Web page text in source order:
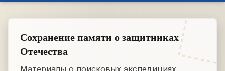
Сохранение памяти о защитниках
Отечества
Материалы о поисковых экспедициях,